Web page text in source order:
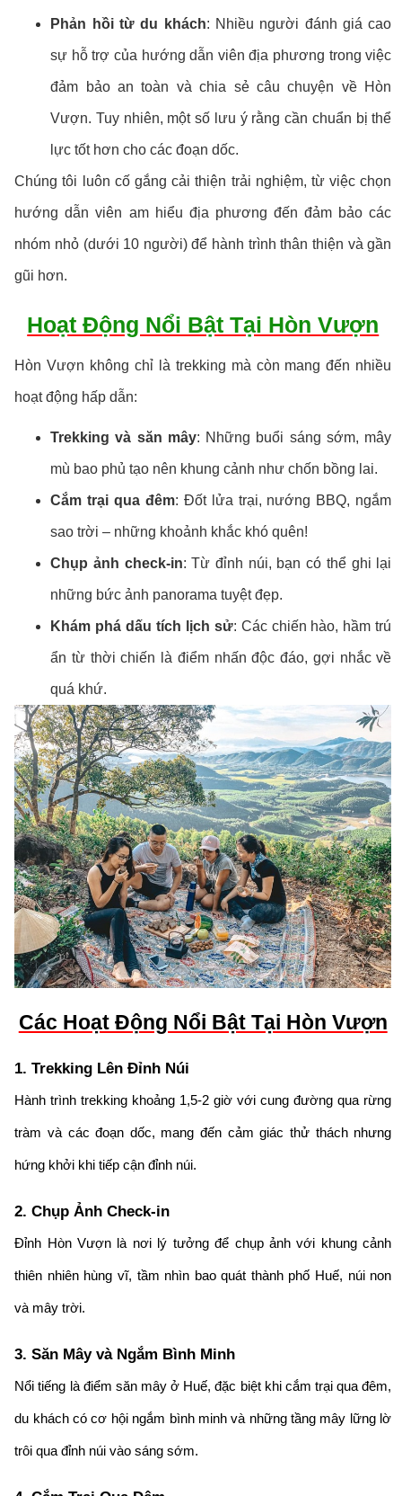
Phản hồi từ du khách: Nhiều người đánh giá cao
sự hỗ trợ của hướng dẫn viên địa phương trong việc
đảm bảo an toàn và chia sẻ câu chuyện về Hòn
Vượn. Tuy nhiên, một số lưu ý rằng cần chuẩn bị thể
lực tốt hơn cho các đoạn dốc.
Chúng tôi luôn cố gắng cải thiện trải nghiệm, từ việc chọn
hướng dẫn viên am hiểu địa phương đến đảm bảo các
nhóm nhỏ (dưới 10 người) để hành trình thân thiện và gần
gũi hơn.
Hoạt Động Nổi Bật Tại Hòn Vượn
Hòn Vượn không chỉ là trekking mà còn mang đến nhiều
hoạt động hấp dẫn:
Trekking và săn mây: Những buổi sáng sớm, mây
mù bao phủ tạo nên khung cảnh như chốn bồng lai.
Cắm trại qua đêm: Đốt lửa trại, nướng BBQ, ngắm
sao trời – những khoảnh khắc khó quên!
Chụp ảnh check-in: Từ đỉnh núi, bạn có thể ghi lại
những bức ảnh panorama tuyệt đẹp.
Khám phá dấu tích lịch sử: Các chiến hào, hầm trú
ẩn từ thời chiến là điểm nhấn độc đáo, gợi nhắc về
quá khứ.
Các Hoạt Động Nổi Bật Tại Hòn Vượn
1. Trekking Lên Đỉnh Núi
Hành trình trekking khoảng 1,5-2 giờ với cung đường qua rừng
tràm và các đoạn dốc, mang đến cảm giác thử thách nhưng
hứng khởi khi tiếp cận đỉnh núi.
2. Chụp Ảnh Check-in
Đỉnh Hòn Vượn là nơi lý tưởng để chụp ảnh với khung cảnh
thiên nhiên hùng vĩ, tầm nhìn bao quát thành phố Huế, núi non
và mây trời.
3. Săn Mây và Ngắm Bình Minh
Nổi tiếng là điểm săn mây ở Huế, đặc biệt khi cắm trại qua đêm,
du khách có cơ hội ngắm bình minh và những tầng mây lững lờ
trôi qua đỉnh núi vào sáng sớm.